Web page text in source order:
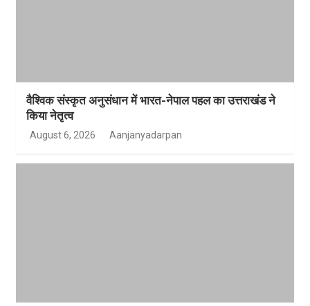
वैश्विक संस्कृत अनुसंधान में भारत-नेपाल पहल का उत्तराखंड ने
किया नेतृत्व
August 6, 2026 Aanjanyadarpan